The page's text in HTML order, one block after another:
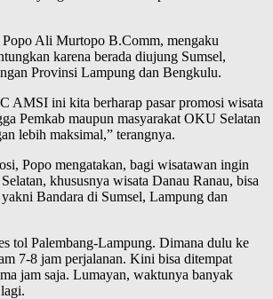
Ali Murtopo B.Comm, mengaku
karena berada diujung Sumsel,
Provinsi Lampung dan Bengkulu.
AMSI ini kita berharap pasar promosi wisata
Pemkab maupun masyarakat OKU Selatan
lebih maksimal,” terangnya.
Popo mengatakan, bagi wisatawan ingin
khususnya wisata Danau Ranau, bisa
Bandara di Sumsel, Lampung dan
tol Palembang-Lampung. Dimana dulu ke
7-8 jam perjalanan. Kini bisa ditempat
jam saja. Lumayan, waktunya banyak